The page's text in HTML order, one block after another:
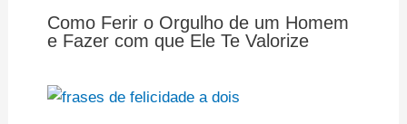
Como Ferir o Orgulho de um Homem
e Fazer com que Ele Te Valorize